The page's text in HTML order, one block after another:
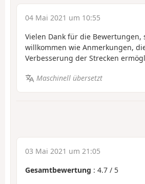
04 Mai 2021 um 10:55
Vielen Dank für die Bewertungen,
willkommen wie Anmerkungen,
Verbesserung der Strecken
Maschinell übersetzt
03 Mai 2021 um 21:05
Gesamtbewertung : 4.7 / 5